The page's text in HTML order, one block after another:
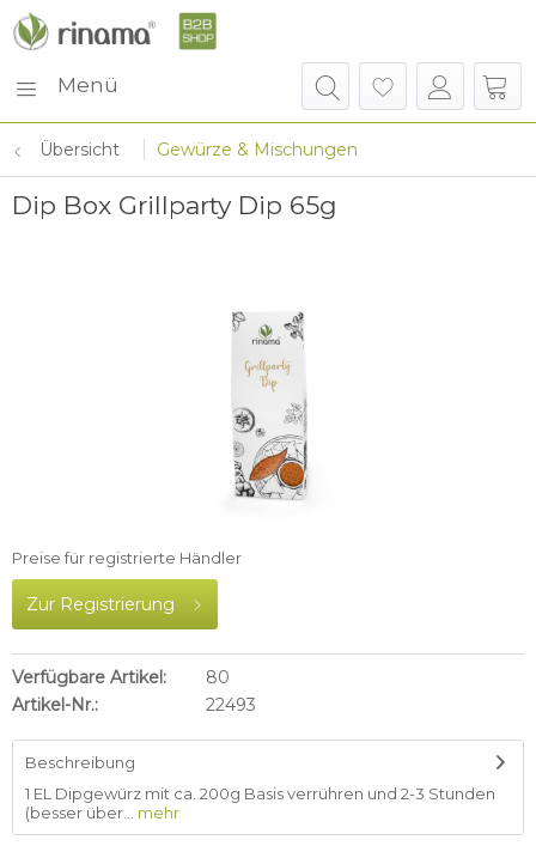
Menü
Übersicht Gewürze & Mischungen
Dip Box Grillparty Dip 65g
Preise für registrierte Händler
Zur Registrierung
Verfügbare Artikel:
80
Artikel-Nr.:
22493
Beschreibung
1 EL Dipgewürz mit ca. 200g Basis verrühren und 2-3 Stunden
(besser über...
mehr